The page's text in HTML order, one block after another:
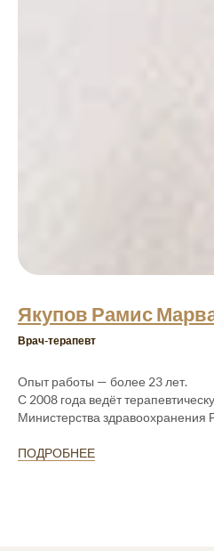
Якупов Рамис
Врач-терапевт
Опыт работы — более 23 лет.
С 2008 года ведёт
Министерства здравоохранения
ПОДРОБНЕЕ